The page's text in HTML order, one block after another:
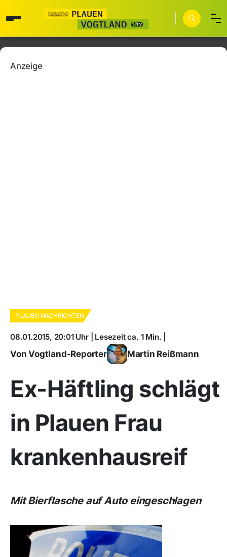
Anzeige
PLAUEN NACHRICHTEN
08.01.2015, 20:01 Uhr | Lesezeit ca. 1 Min. |
Von Vogtland-Reporter Martin Reißmann
Ex-Häftling schlägt
in Plauen Frau
krankenhausreif
Mit Bierflasche auf Auto eingeschlagen